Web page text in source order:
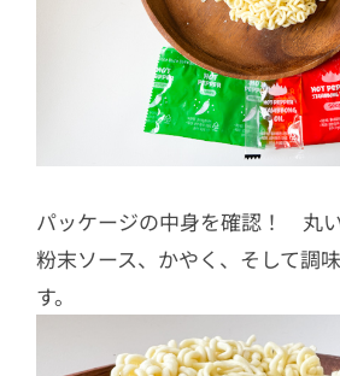
パッケージの中身を確認！ 丸い
粉末ソース、かやく、そして調
す。